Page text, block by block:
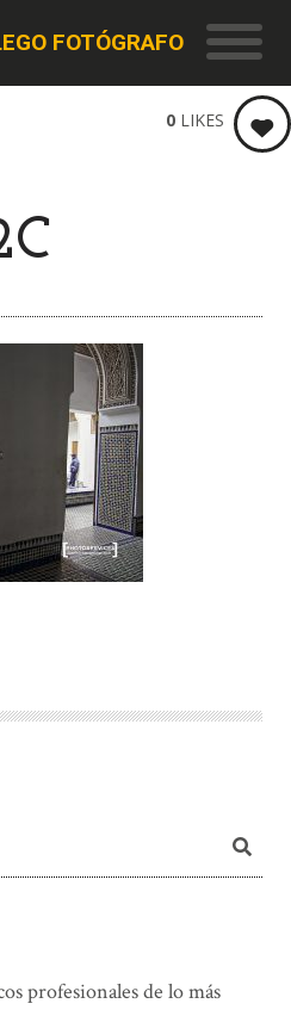
FOTÓGRAFO
0 LIKES
profesionales de lo más